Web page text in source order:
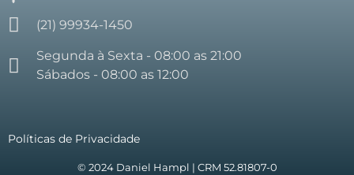
(21) 99934-1450
Segunda à Sexta - 08:00 as 21:00
Sábados - 08:00 as 12:00
Políticas de Privacidade
© 2024 Daniel Hampl | CRM 52.81807-0